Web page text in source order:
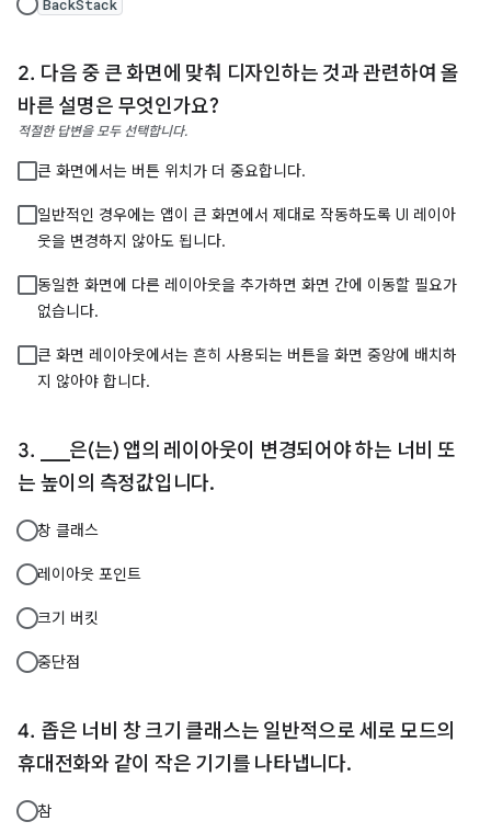
BackStack
다음 중 큰 화면에 맞춰 디자인하는 것과 관련하여 올
바른 설명은 무엇인가요?
적절한 답변을 모두 선택합니다.
큰 화면에서는 버튼 위치가 더 중요합니다.
일반적인 경우에는 앱이 큰 화면에서 제대로 작동하도록 UI 레이아
웃을 변경하지 않아도 됩니다.
동일한 화면에 다른 레이아웃을 추가하면 화면 간에 이동할 필요가
없습니다.
큰 화면 레이아웃에서는 흔히 사용되는 버튼을 화면 중앙에 배치하
지 않아야 합니다.
___은(는) 앱의 레이아웃이 변경되어야 하는 너비 또
는 높이의 측정값입니다.
창 클래스
레이아웃 포인트
크기 버킷
중단점
좁은 너비 창 크기 클래스는 일반적으로 세로 모드의
휴대전화와 같이 작은 기기를 나타냅니다.
참